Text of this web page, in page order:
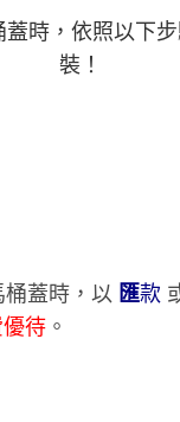
時，依照以下
裝！
桶蓋時，以 匯款
待 。